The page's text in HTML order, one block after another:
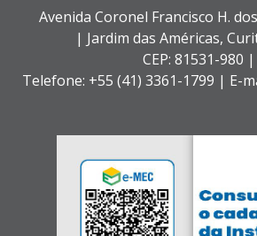
Avenida Coronel Francisco H.
| Jardim das Américas,
CEP: 81531-980 |
Telefone: +55 (41) 3361-1799 | E-